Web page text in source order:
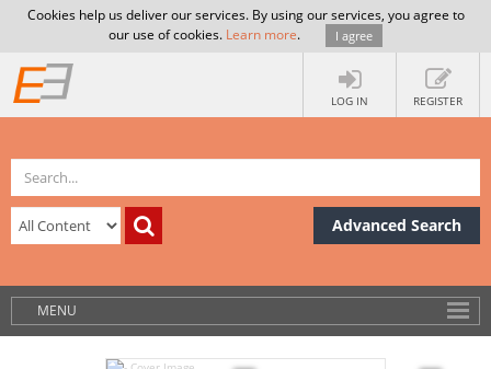
Cookies help us deliver our services. By using our services, you agree to
our use of cookies. Learn more. I agree
LOG IN REGISTER
Advanced Search
MENU